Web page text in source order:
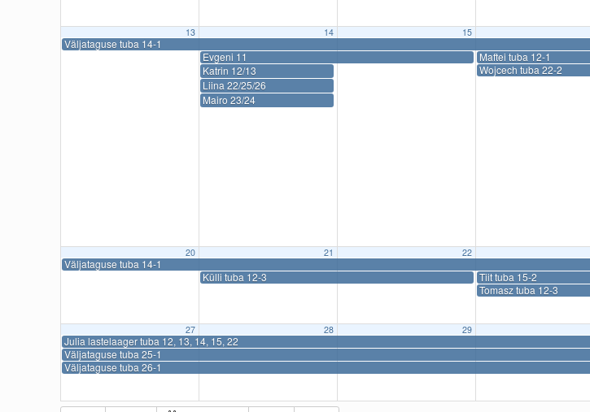
13
Väljataguse tuba 14-1
14
Evgeni 11
Katrin 12/13
Liina 22/25/26
Mairo 23/24
15
Maftei tuba 12-1
Wojcech tuba 22-2
20
Väljataguse tuba 14-1
21
Külli tuba 12-3
22
Tiit tuba 15-2
Tomasz tuba 12-3
27
Julia lastelaager tuba 12, 13, 14, 15, 22
Väljataguse tuba 25-1
Väljataguse tuba 26-1
28 29